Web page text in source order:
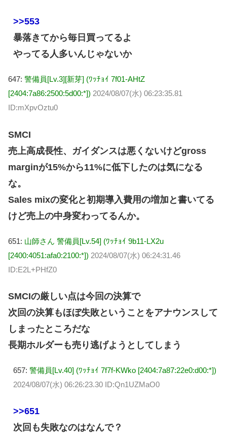
>>553
暴落きてから毎日買ってるよ
やってる人多いんじゃないか
647: 警備員[Lv.3][新芽] (ﾜｯﾁｮｲ 7f01-AHtZ
[2404:7a86:2500:5d00:*]) 2024/08/07(水) 06:23:35.81
ID:mXpvOztu0
SMCI
売上高成長性、ガイダンスは悪くないけどgross
marginが15%から11%に低下したのは気になる
な。
Sales mixの変化と初期導入費用の増加と書いてる
けど売上の中身変わってるんか。
651: 山師さん 警備員[Lv.54] (ﾜｯﾁｮｲ 9b11-LX2u
[2400:4051:afa0:2100:*]) 2024/08/07(水) 06:24:31.46
ID:E2L+PHfZ0
SMCIの厳しい点は今回の決算で
次回の決算もほぼ失敗ということをアナウンスして
しまったところだな
長期ホルダーも売り逃げようとしてしまう
657: 警備員[Lv.40] (ﾜｯﾁｮｲ 7f7f-KWko [2404:7a87:22e0:d00:*])
2024/08/07(水) 06:26:23.30 ID:Qn1UZMaO0
>>651
次回も失敗なのはなんで？